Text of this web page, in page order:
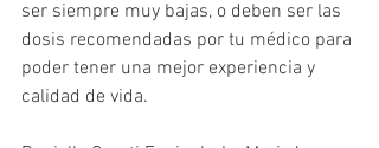
ser siempre muy bajas, o deben ser las
dosis recomendadas por tu médico para
poder tener una mejor experiencia y
calidad de vida.